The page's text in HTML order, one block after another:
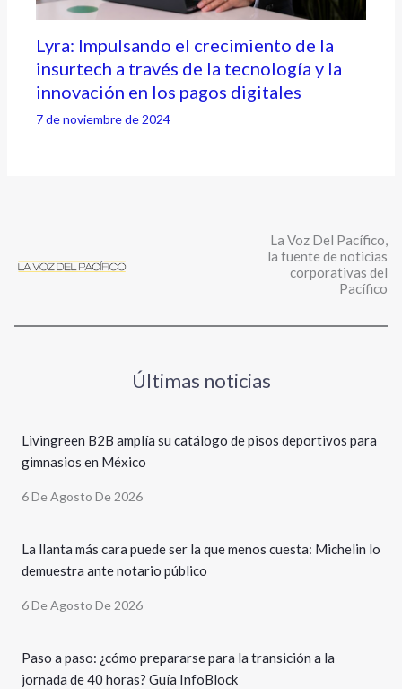
Lyra: Impulsando el crecimiento de la
insurtech a través de la tecnología y la
innovación en los pagos digitales
7 de noviembre de 2024
La Voz Del Pacífico,
la fuente de noticias
corporativas del
Pacífico
Últimas noticias
Livingreen B2B amplía su catálogo de pisos deportivos para
gimnasios en México
6 De Agosto De 2026
La llanta más cara puede ser la que menos cuesta: Michelin lo
demuestra ante notario público
6 De Agosto De 2026
Paso a paso: ¿cómo prepararse para la transición a la
jornada de 40 horas? Guía InfoBlock